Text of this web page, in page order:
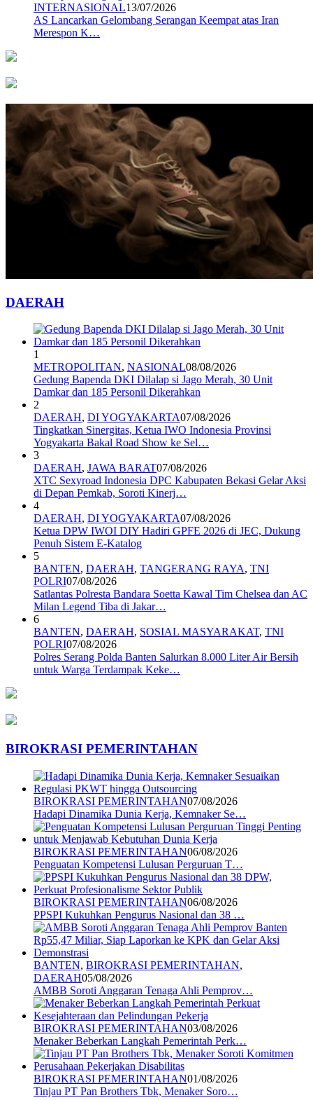
INTERNASIONAL13/07/2026
AS Lancarkan Gelombang Serangan Keempat atas Iran
Merespon K…
DAERAH
1
METROPOLITAN, NASIONAL08/08/2026
Gedung Bapenda DKI Dilalap si Jago Merah, 30 Unit
Damkar dan 185 Personil Dikerahkan
2
DAERAH, DI YOGYAKARTA07/08/2026
Tingkatkan Sinergitas, Ketua IWO Indonesia Provinsi
Yogyakarta Bakal Road Show ke Sel…
3
DAERAH, JAWA BARAT07/08/2026
XTC Sexyroad Indonesia DPC Kabupaten Bekasi Gelar Aksi
di Depan Pemkab, Soroti Kinerj…
4
DAERAH, DI YOGYAKARTA07/08/2026
Ketua DPW IWOI DIY Hadiri GPFE 2026 di JEC, Dukung
Penuh Sistem E-Katalog
5
BANTEN, DAERAH, TANGERANG RAYA, TNI
POLRI07/08/2026
Satlantas Polresta Bandara Soetta Kawal Tim Chelsea dan AC
Milan Legend Tiba di Jakar…
6
BANTEN, DAERAH, SOSIAL MASYARAKAT, TNI
POLRI07/08/2026
Polres Serang Polda Banten Salurkan 8.000 Liter Air Bersih
untuk Warga Terdampak Keke…
BIROKRASI PEMERINTAHAN
BIROKRASI PEMERINTAHAN07/08/2026
Hadapi Dinamika Dunia Kerja, Kemnaker Se…
BIROKRASI PEMERINTAHAN06/08/2026
Penguatan Kompetensi Lulusan Perguruan T…
BIROKRASI PEMERINTAHAN06/08/2026
PPSPI Kukuhkan Pengurus Nasional dan 38 …
BANTEN, BIROKRASI PEMERINTAHAN,
DAERAH05/08/2026
AMBB Soroti Anggaran Tenaga Ahli Pemprov…
BIROKRASI PEMERINTAHAN03/08/2026
Menaker Beberkan Langkah Pemerintah Perk…
BIROKRASI PEMERINTAHAN01/08/2026
Tinjau PT Pan Brothers Tbk, Menaker Soro…